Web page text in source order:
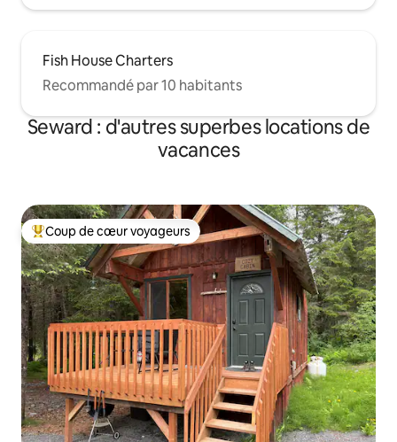
Fish House Charters
Recommandé par 10 habitants
Seward : d'autres superbes locations de
vacances
Coups de cœur voyageurs les plus appréciés
Coup de cœur voyageurs